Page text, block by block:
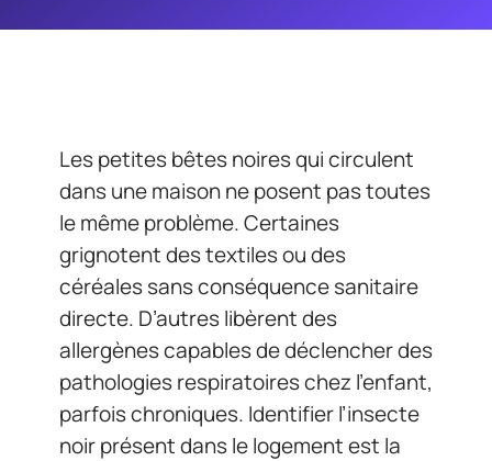
Les petites bêtes noires qui circulent
dans une maison ne posent pas toutes
le même problème. Certaines
grignotent des textiles ou des
céréales sans conséquence sanitaire
directe. D’autres libèrent des
allergènes capables de déclencher des
pathologies respiratoires chez l’enfant,
parfois chroniques. Identifier l’insecte
noir présent dans le logement est la